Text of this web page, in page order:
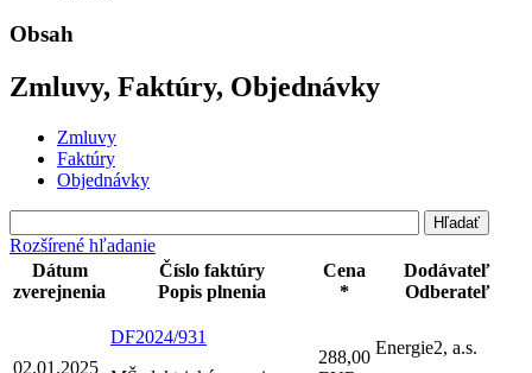
Obsah
Zmluvy, Faktúry, Objednávky
Zmluvy
Faktúry
Objednávky
Rozšírené hľadanie
Dátum
zverejnenia
Číslo faktúry
Popis plnenia
Cena
*
Dodávateľ
Odberateľ
02.01.2025
DF2024/931
288,00 Energie2, a.s.